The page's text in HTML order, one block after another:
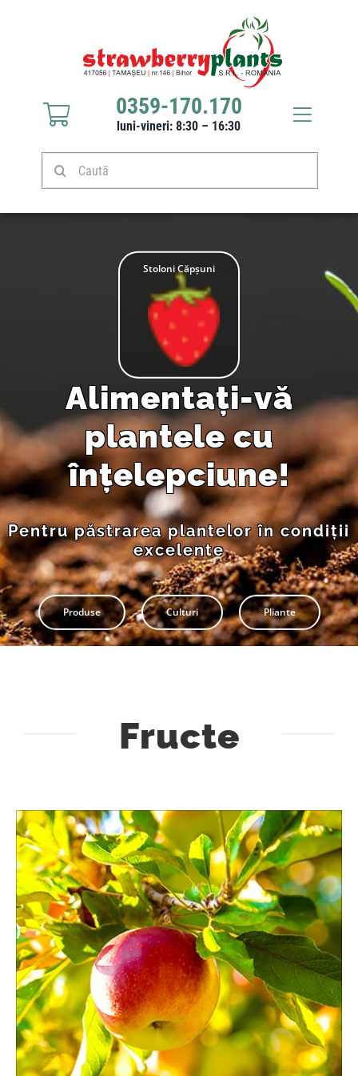
Caută
0359-170.170
luni-vineri: 8:30 – 16:30
Toggle
Răsaduri căpșuni
Stoloni căpșuni
Contact
Contul meu
Coșul meu
Caută
Stoloni Căpșuni
Alimentați-vă
plantele cu
înțelepciune!
Pentru păstrarea plantelor în condiții
excelente
Produse Culturi Pliante
Fructe